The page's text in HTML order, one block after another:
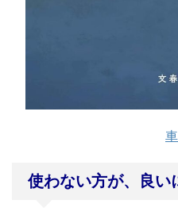
使わない方が、良い